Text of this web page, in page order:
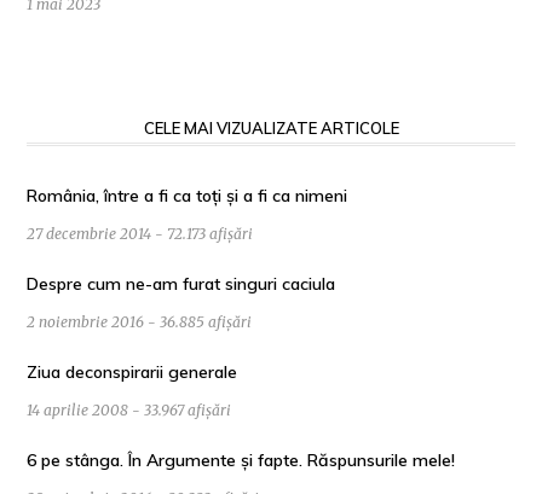
1 mai 2023
CELE MAI VIZUALIZATE ARTICOLE
România, între a fi ca toți și a fi ca nimeni
27 decembrie 2014 - 72.173 afișări
Despre cum ne-am furat singuri caciula
2 noiembrie 2016 - 36.885 afișări
Ziua deconspirarii generale
14 aprilie 2008 - 33.967 afișări
6 pe stânga. În Argumente și fapte. Răspunsurile mele!